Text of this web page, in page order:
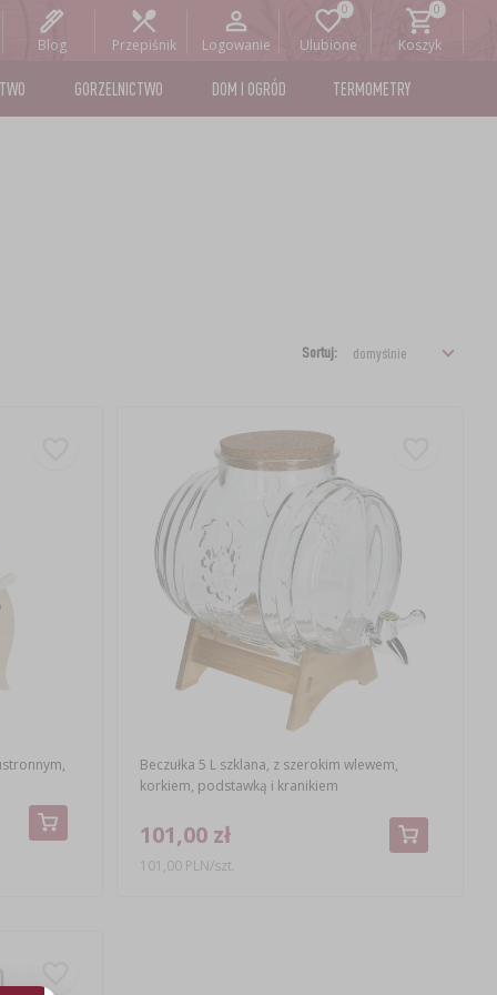
Blog Przepiśnik Logowanie Ulubione Koszyk
GORZELNICTWO DOM I OGRÓD TERMOMETRY
Sortuj:
Beczułka 5 L szklana, z szerokim wlewem,
korkiem, podstawką i kranikiem
101,00 zł
101,00 PLN/szt.